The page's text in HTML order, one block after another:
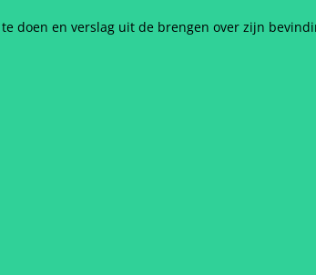
doen en verslag uit de brengen over zijn